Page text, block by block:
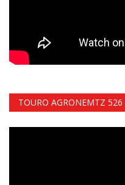
TOURO AGRONEMTZ 526